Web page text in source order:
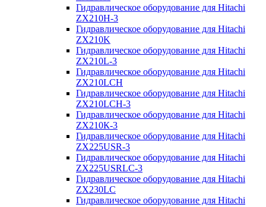
Гидравлическое оборудование для Hitachi
ZX210H-3
Гидравлическое оборудование для Hitachi
ZX210K
Гидравлическое оборудование для Hitachi
ZX210L-3
Гидравлическое оборудование для Hitachi
ZX210LCH
Гидравлическое оборудование для Hitachi
ZX210LCH-3
Гидравлическое оборудование для Hitachi
ZX210К-3
Гидравлическое оборудование для Hitachi
ZX225USR-3
Гидравлическое оборудование для Hitachi
ZX225USRLC-3
Гидравлическое оборудование для Hitachi
ZX230LC
Гидравлическое оборудование для Hitachi